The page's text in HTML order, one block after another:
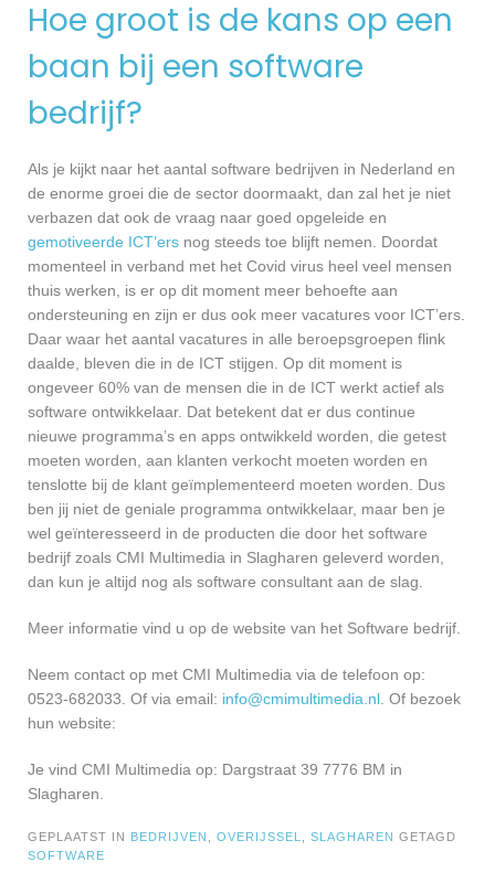
Hoe groot is de kans op een
baan bij een software
bedrijf?
Als je kijkt naar het aantal software bedrijven in Nederland en
de enorme groei die de sector doormaakt, dan zal het je niet
verbazen dat ook de vraag naar goed opgeleide en
gemotiveerde ICT’ers nog steeds toe blijft nemen. Doordat
momenteel in verband met het Covid virus heel veel mensen
thuis werken, is er op dit moment meer behoefte aan
ondersteuning en zijn er dus ook meer vacatures voor ICT’ers.
Daar waar het aantal vacatures in alle beroepsgroepen flink
daalde, bleven die in de ICT stijgen. Op dit moment is
ongeveer 60% van de mensen die in de ICT werkt actief als
software ontwikkelaar. Dat betekent dat er dus continue
nieuwe programma’s en apps ontwikkeld worden, die getest
moeten worden, aan klanten verkocht moeten worden en
tenslotte bij de klant geïmplementeerd moeten worden. Dus
ben jij niet de geniale programma ontwikkelaar, maar ben je
wel geïnteresseerd in de producten die door het software
bedrijf zoals CMI Multimedia in Slagharen geleverd worden,
dan kun je altijd nog als software consultant aan de slag.
Meer informatie vind u op de website van het Software bedrijf.
Neem contact op met CMI Multimedia via de telefoon op:
0523-682033. Of via email: info@cmimultimedia.nl . Of bezoek
hun website:
Je vind CMI Multimedia op: Dargstraat 39 7776 BM in
Slagharen.
GEPLAATST IN BEDRIJVEN OVERIJSSEL SLAGHAREN GETAGD
SOFTWARE